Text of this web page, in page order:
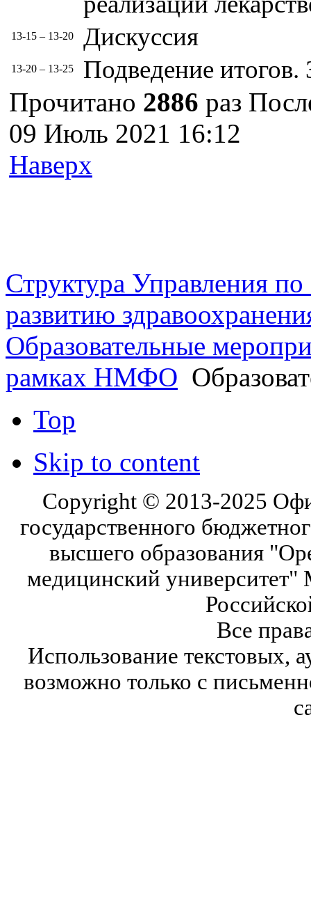
13-15 – 13-20 Дискуссия
13-20 – 13-25 Подведение
Прочитано 2886 раз
09 Июль 2021 16:12
Наверх
Структура Управления
развитию
Образовательные
рамках НМФО
Top
Skip to content
Copyright © 2013-2025
государственного
высшего образования
медицинский университет"
Все
Использование текстовых,
возможно только с